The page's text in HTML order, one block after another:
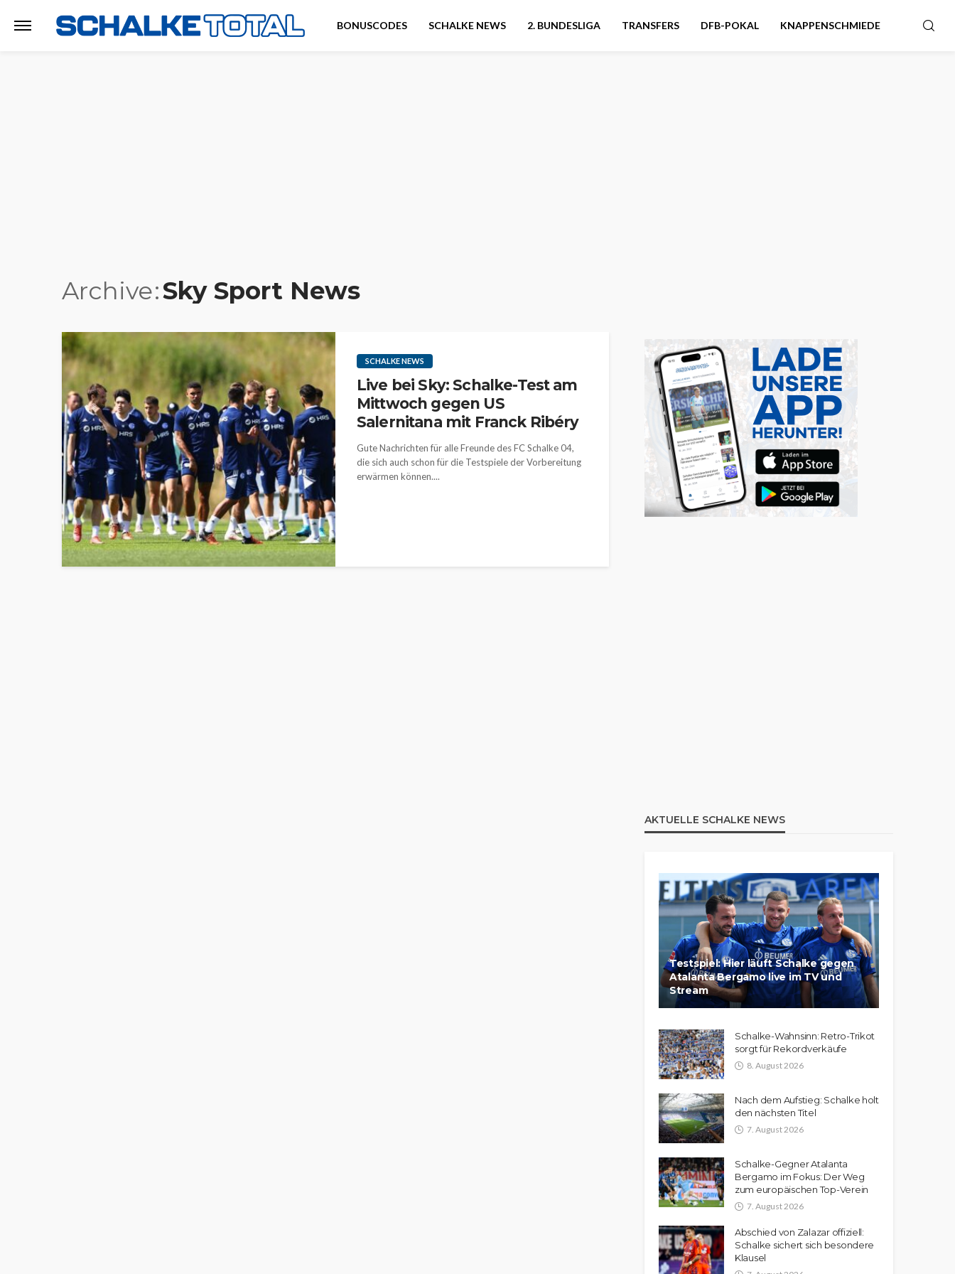
BONUSCODES SCHALKE NEWS 2. BUNDESLIGA TRANSFERS DFB-POKAL KNAPPENSCHMIEDE
Archive Sky Sport News
SCHALKE NEWS
Live bei Sky: Schalke-Test am
Mittwoch gegen US
Salernitana mit Franck Ribéry
Gute Nachrichten für alle Freunde des FC Schalke 04,
die sich auch schon für die Testspiele der Vorbereitung
erwärmen können....
AKTUELLE SCHALKE NEWS
Testspiel: Hier läuft Schalke gegen
Atalanta Bergamo live im TV und
Stream
Schalke-Wahnsinn: Retro-Trikot
sorgt für Rekordverkäufe
8. August 2026
Nach dem Aufstieg: Schalke holt
den nächsten Titel
7. August 2026
Schalke-Gegner Atalanta
Bergamo im Fokus: Der Weg
zum europäischen Top-Verein
7. August 2026
Abschied von Zalazar offiziell:
Schalke sichert sich besondere
Klausel